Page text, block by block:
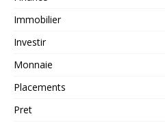
Immobilier
Investir
Monnaie
Placements
Pret